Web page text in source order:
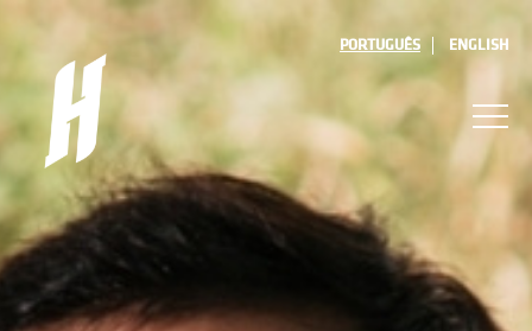
PORTUGUÊS ENGLISH